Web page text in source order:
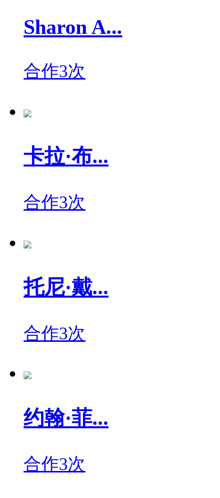
Sharon A...
合作3次
卡拉·布...
合作3次
托尼·戴...
合作3次
约翰·菲...
合作3次